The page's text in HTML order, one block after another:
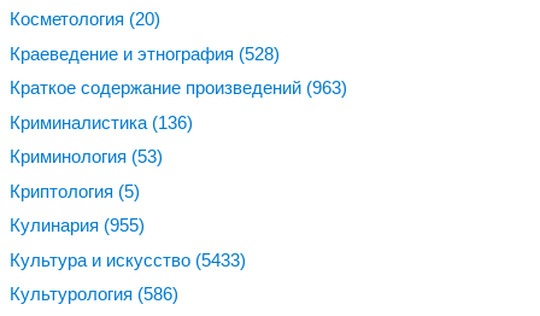
Косметология (20)
Краеведение и этнография (528)
Краткое содержание произведений (963)
Криминалистика (136)
Криминология (53)
Криптология (5)
Кулинария (955)
Культура и искусство (5433)
Культурология (586)